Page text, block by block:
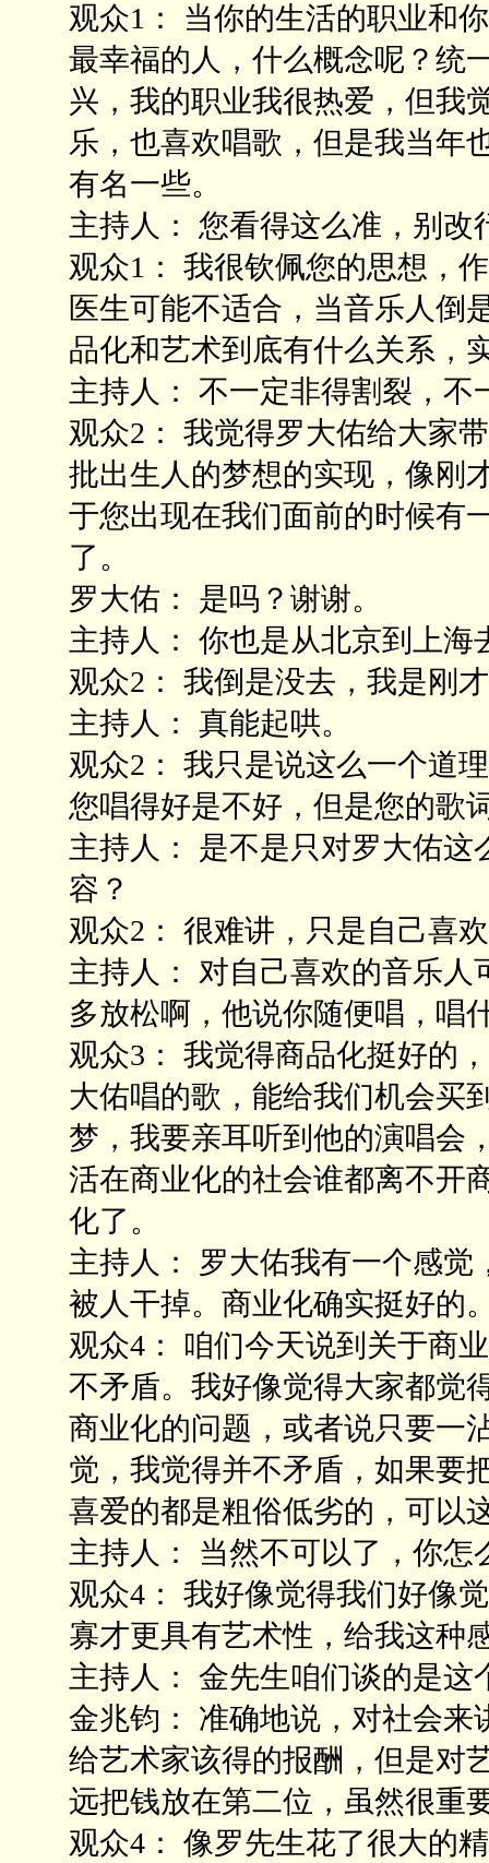
观众1： 当你的生活的职业和
最幸福的人，什么概念呢？统
兴，我的职业我很热爱，但我
乐，也喜欢唱歌，但是我当年
有名一些。
主持人： 您看得这么准，别改
观众1： 我很钦佩您的思想，
医生可能不适合，当音乐人倒
品化和艺术到底有什么关系，
主持人： 不一定非得割裂，
观众2： 我觉得罗大佑给大家
批出生人的梦想的实现，像刚
于您出现在我们面前的时候有
了。
罗大佑： 是吗？谢谢。
主持人： 你也是从北京到上海
观众2： 我倒是没去，我是刚
主持人： 真能起哄。
观众2： 我只是说这么一个道
您唱得好是不好，但是您的歌
主持人： 是不是只对罗大佑
容？
观众2： 很难讲，只是自己喜
主持人： 对自己喜欢的音乐
多放松啊，他说你随便唱，唱
观众3： 我觉得商品化挺好的
大佑唱的歌，能给我们机会买
梦，我要亲耳听到他的演唱会
活在商业化的社会谁都离不开
化了。
主持人： 罗大佑我有一个感
被人干掉。商业化确实挺好的
观众4： 咱们今天说到关于商
不矛盾。我好像觉得大家都觉
商业化的问题，或者说只要一
觉，我觉得并不矛盾，如果要
喜爱的都是粗俗低劣的，可以
主持人： 当然不可以了，你怎
观众4： 我好像觉得我们好像
寡才更具有艺术性，给我这种
主持人： 金先生咱们谈的是这
金兆钧： 准确地说，对社会
给艺术家该得的报酬，但是对
远把钱放在第二位，虽然很重
观众4： 像罗先生花了很大的